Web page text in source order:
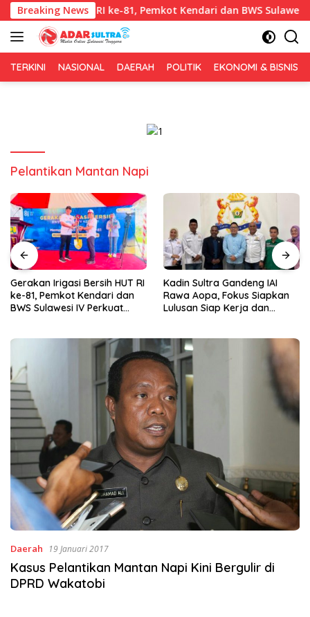
Langsung
ke
konten
Breaking News
Bersih HUT RI ke-81, Pemkot Kendari dan BWS Sulawesi IV
TERKINI NASIONAL DAERAH POLITIK EKONOMI & BISNIS
Pelantikan Mantan Napi
Kadin Sultra Gandeng IAI
Rawa Aopa, Fokus Siapkan
Lulusan Siap Kerja dan
Puluhan Tenant Ramaikan
Festival Kuliner Sultra Maimo
2026
Daerah 19 Januari 2017
Kasus Pelantikan Mantan Napi Kini Bergulir di
DPRD Wakatobi